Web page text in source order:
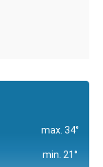
max. 34°
min. 21°